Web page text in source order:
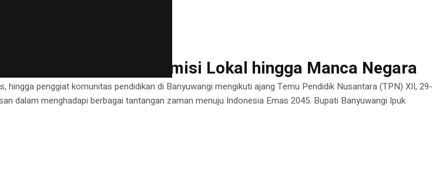
Ratusan Guru, Akademisi Lokal hingga Manca Negara
penggiat komunitas pendidikan di Banyuwangi mengikuti ajang Temu Pendidik Nusantara (TPN) XII, 29-
dalam menghadapi berbagai tantangan zaman menuju Indonesia Emas 2045. Bupati Banyuwangi Ipuk